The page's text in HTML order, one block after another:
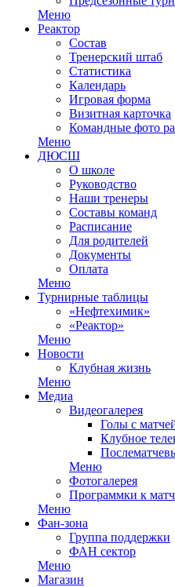
Меню
Реактор
Состав
Тренерский штаб
Статистика
Календарь
Игровая форма
Визитная карточка
Командные фото
Меню
ДЮСШ
О школе
Руководство
Наши тренеры
Составы команд
Расписание
Для родителей
Документы
Оплата
Меню
Турнирные таблицы
«Нефтехимик»
«Реактор»
Меню
Новости
Клубная жизнь
Меню
Медиа
Видеогалерея
Голы с
Клубное
Меню
Фотогалерея
Программки к
Меню
Фан-зона
Группа поддержки
ФАН сектор
Меню
Магазин